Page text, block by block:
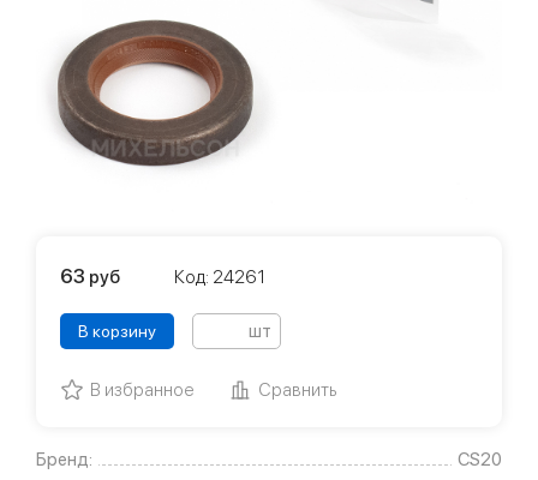
Бренд:
CS20
63 руб Код: 24261
В корзину шт
В избранное Сравнить